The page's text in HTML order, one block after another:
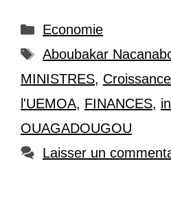
Catégories
Economie
Étiquettes
Aboubakar
MINISTRES, Croissance
l'UEMOA, FINANCES,
OUAGADOUGOU
Laisser un